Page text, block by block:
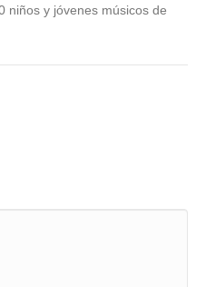
niños y jóvenes músicos de